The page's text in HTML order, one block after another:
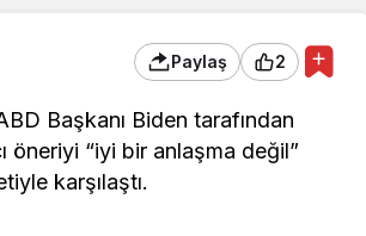
Paylaş 2
Başkanı Biden tarafından
öneriyi “iyi bir anlaşma değil”
karşılaştı.